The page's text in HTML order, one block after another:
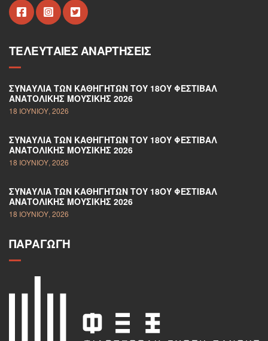
ΤΕΛΕΥΤΑΊΕΣ ΑΝΑΡΤΉΣΕΙΣ
ΣΥΝΑΥΛΊΑ ΤΩΝ ΚΑΘΗΓΗΤΏΝ ΤΟΥ 18ΟΥ ΦΕΣΤΙΒΆΛ
ΑΝΑΤΟΛΙΚΉΣ ΜΟΥΣΙΚΉΣ 2026
18 ΙΟΥΝΊΟΥ, 2026
ΣΥΝΑΥΛΊΑ ΤΩΝ ΚΑΘΗΓΗΤΏΝ ΤΟΥ 18ΟΥ ΦΕΣΤΙΒΆΛ
ΑΝΑΤΟΛΙΚΉΣ ΜΟΥΣΙΚΉΣ 2026
18 ΙΟΥΝΊΟΥ, 2026
ΣΥΝΑΥΛΊΑ ΤΩΝ ΚΑΘΗΓΗΤΏΝ ΤΟΥ 18ΟΥ ΦΕΣΤΙΒΆΛ
ΑΝΑΤΟΛΙΚΉΣ ΜΟΥΣΙΚΉΣ 2026
18 ΙΟΥΝΊΟΥ, 2026
ΠΑΡΑΓΩΓΉ